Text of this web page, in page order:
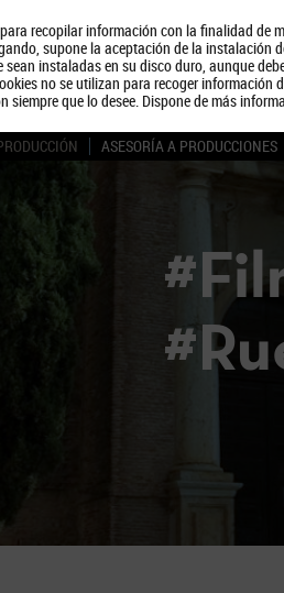
recopilar información con la finalidad de
supone la aceptación de la instalación
instaladas en su disco duro, aunque
no se utilizan para recoger información
que lo desee. Dispone de más
ASESORÍA A PRODUCCIONES